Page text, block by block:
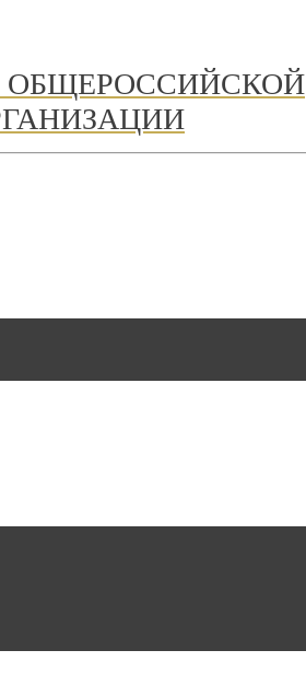
ОБЩЕРОССИЙСКОЙ